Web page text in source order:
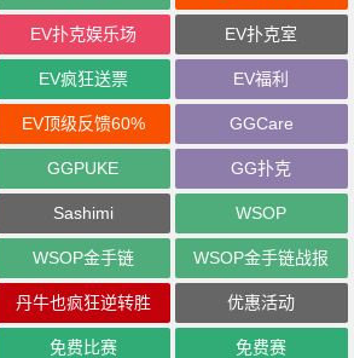
EV扑克娱乐场 EV扑克室
EV疯狂送票 EV福利
EV顶级反馈60% GGCare
GGPUKE GG扑克
Sashimi WSOP
WSOP金手链 WSOP金手链战报
丹牛也疯狂逆转胜 优惠活动
免费比赛 免费赛